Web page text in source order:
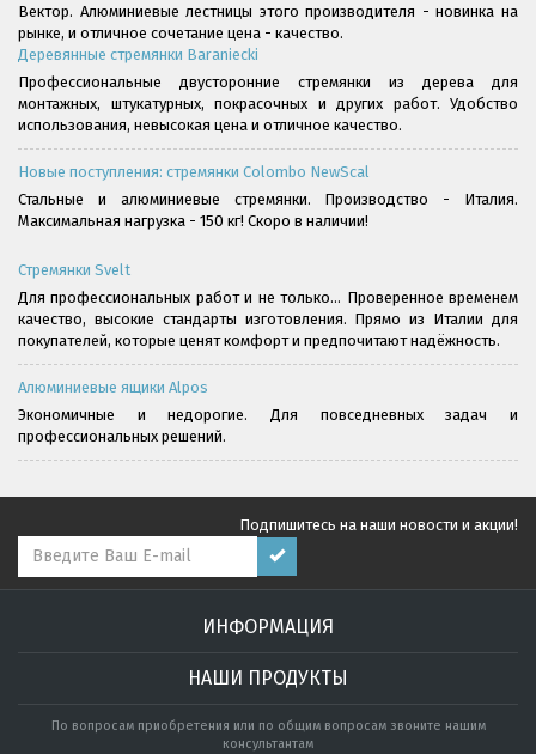
Вектор. Алюминиевые лестницы этого производителя - новинка на
рынке, и отличное сочетание цена - качество.
Деревянные стремянки Baraniecki
Профессиональные двусторонние стремянки из дерева для
монтажных, штукатурных, покрасочных и других работ. Удобство
использования, невысокая цена и отличное качество.
Новые поступления: стремянки Colombo NewScal
Стальные и алюминиевые стремянки. Производство - Италия.
Максимальная нагрузка - 150 кг! Скоро в наличии!
Стремянки Svelt
Для профессиональных работ и не только... Проверенное временем
качество, высокие стандарты изготовления. Прямо из Италии для
покупателей, которые ценят комфорт и предпочитают надёжность.
Алюминиевые ящики Alpos
Экономичные и недорогие. Для повседневных задач и
профессиональных решений.
Подпишитесь на наши новости и акции!
ИНФОРМАЦИЯ
НАШИ ПРОДУКТЫ
По вопросам приобретения или по общим вопросам звоните нашим
консультантам